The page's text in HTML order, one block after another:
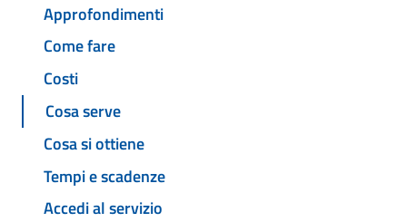
Approfondimenti
Come fare
Costi
Cosa serve
Cosa si ottiene
Tempi e scadenze
Accedi al servizio